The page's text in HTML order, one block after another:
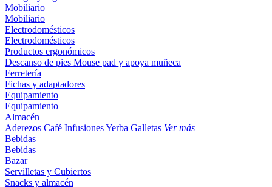
Mobiliario
Mobiliario
Electrodomésticos
Electrodomésticos
Productos ergonómicos
Descanso de pies Mouse pad y apoya muñeca
Ferretería
Fichas y adaptadores
Equipamiento
Equipamiento
Almacén
Aderezos Café InfusionesYerba Galletas Ver más
Bebidas
Bebidas
Bazar
Servilletas y Cubiertos
Snacks y almacén